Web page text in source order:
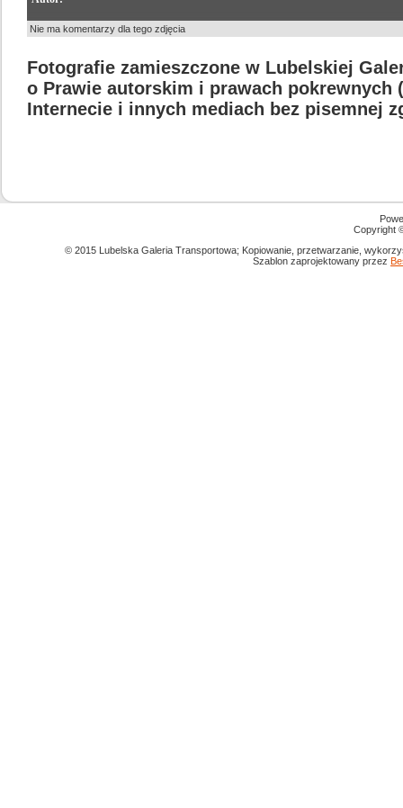
Nie ma komentarzy dla tego zdjęcia
Fotografie zamieszczone w Lubelskiej
o Prawie autorskim i prawach pokrewnych
Internecie i innych mediach bez pisemnej
Copyright
© 2015 Lubelska Galeria Transportowa; Kopiowanie, przetwarzanie,
Szablon zaprojektowany przez